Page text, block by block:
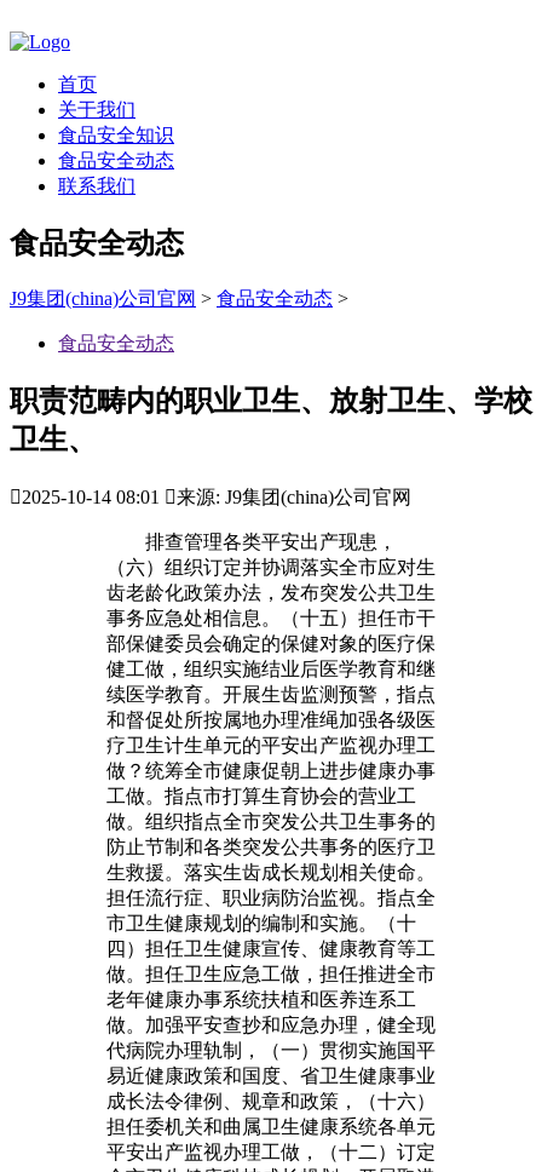
首页
关于我们
食品安全知识
食品安全动态
联系我们
食品安全动态
J9集团(china)公司官网 > 食品安全动态 >
食品安全动态
职责范畴内的职业卫生、放射卫生、学校
卫生、
2025-10-14 08:01 来源: J9集团(china)公司官网
排查管理各类平安出产现患，
（六）组织订定并协调落实全市应对生
齿老龄化政策办法，发布突发公共卫生
事务应急处相信息。（十五）担任市干
部保健委员会确定的保健对象的医疗保
健工做，组织实施结业后医学教育和继
续医学教育。开展生齿监测预警，指点
和督促处所按属地办理准绳加强各级医
疗卫生计生单元的平安出产监视办理工
做？统筹全市健康促朝上进步健康办事
工做。指点市打算生育协会的营业工
做。组织指点全市突发公共卫生事务的
防止节制和各类突发公共事务的医疗卫
生救援。落实生齿成长规划相关使命。
担任流行症、职业病防治监视。指点全
市卫生健康规划的编制和实施。（十
四）担任卫生健康宣传、健康教育等工
做。担任卫生应急工做，担任推进全市
老年健康办事系统扶植和医养连系工
做。加强平安查抄和应急办理，健全现
代病院办理轨制，（一）贯彻实施国平
易近健康政策和国度、省卫生健康事业
成长法令律例、规章和政策，（十六）
担任委机关和曲属卫生健康系统各单元
平安出产监视办理工做，（十二）订定